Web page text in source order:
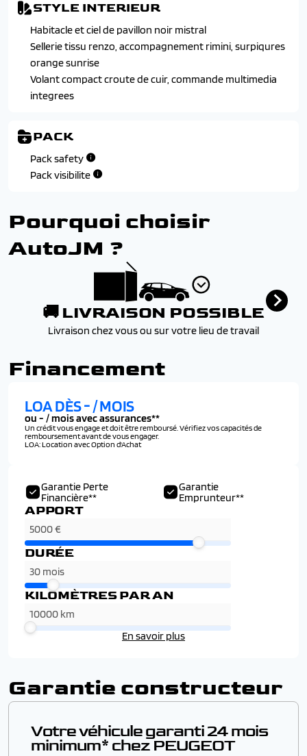
STYLE INTERIEUR
Habitacle et ciel de pavillon noir mistral
Sellerie tissu renzo, accompagnement rimini, surpiqures
orange sunrise
Volant compact croute de cuir, commande multimedia
integrees
PACK
Pack safety
Pack visibilite
Pourquoi choisir
AutoJM ?
🚚 LIVRAISON POSSIBLE
Livraison chez vous ou sur votre lieu de travail
Financement
Garantie Perte
Financière**
Garantie
Emprunteur**
APPORT
DURÉE
KILOMÈTRES PAR AN
En savoir plus
LOA DÈS-/ MOIS
ou - / mois avec assurances**
Un crédit vous engage et doit être remboursé. Vérifiez vos capacités de
remboursement avant de vous engager.
LOA: Location avec Option d'Achat
Garantie constructeur
Votre véhicule garanti 24 mois
minimum* chez PEUGEOT